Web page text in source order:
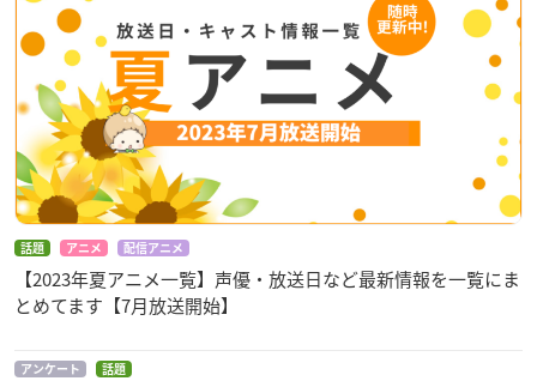
話題 アニメ 配信アニメ
【2023年夏アニメ一覧】声優・放送日など最新情報を一覧にま
とめてます【7月放送開始】
アンケート 話題